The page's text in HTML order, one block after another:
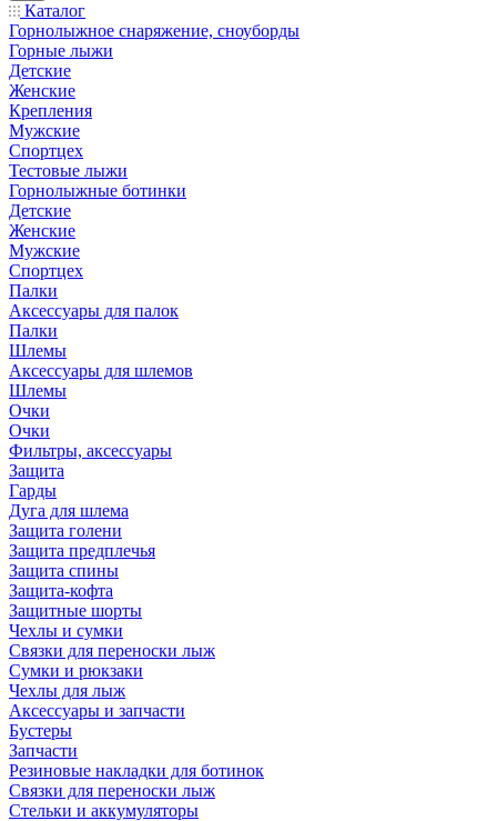
Каталог
Горнолыжное снаряжение, сноуборды
Горные лыжи
Детские
Женские
Крепления
Мужские
Спортцех
Тестовые лыжи
Горнолыжные ботинки
Детские
Женские
Мужские
Спортцех
Палки
Аксессуары для палок
Палки
Шлемы
Аксессуары для шлемов
Шлемы
Очки
Очки
Фильтры, аксессуары
Защита
Гарды
Дуга для шлема
Защита голени
Защита предплечья
Защита спины
Защита-кофта
Защитные шорты
Чехлы и сумки
Связки для переноски лыж
Сумки и рюкзаки
Чехлы для лыж
Аксессуары и запчасти
Бустеры
Запчасти
Резиновые накладки для ботинок
Связки для переноски лыж
Стельки и аккумуляторы